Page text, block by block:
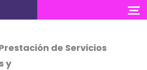
de Servicios
y